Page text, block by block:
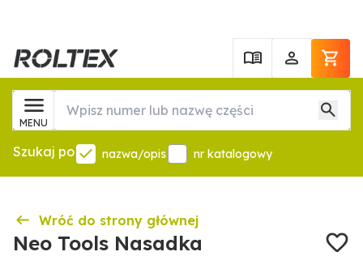
MENU
Szukaj po nazwa/opis nr katalogowy
Wróć do strony głównej
Neo Tools Nasadka